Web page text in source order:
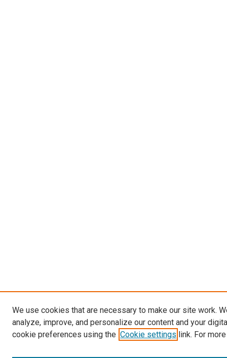
We use cookies that are necessary to make our site work.
analyze, improve, and personalize our content and your
cookie preferences using the Cookie settings link. For